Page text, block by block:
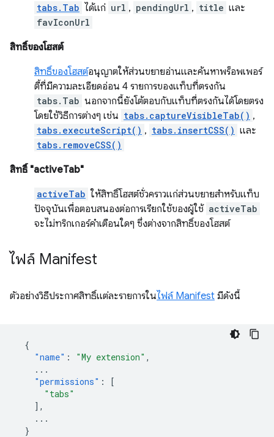
tabs.Tab ได้แก่ url , pendingUrl , title และ
favIconUrl
สิทธิ์ของโฮสต์
สิทธิ์ของโฮสต์อนุญาตให้ส่วนขยายอ่านและค้นหาพร็อพเพอร์
ตี้ที่มีความละเอียดอ่อน 4 รายการของแท็บที่ตรงกัน
tabs.Tab นอกจากนี้ยังโต้ตอบกับแท็บที่ตรงกันได้โดยตรง
โดยใช้วิธีการต่างๆ เช่น tabs.captureVisibleTab() ,
tabs.executeScript() , tabs.insertCSS() และ
tabs.removeCSS()
สิทธิ์ "activeTab"
activeTab ให้สิทธิ์โฮสต์ชั่วคราวแก่ส่วนขยายสำหรับแท็บ
ปัจจุบันเพื่อตอบสนองต่อการเรียกใช้ของผู้ใช้ activeTab
จะไม่ทริกเกอร์คำเตือนใดๆ ซึ่งต่างจากสิทธิ์ของโฮสต์
ไฟล์ Manifest
ตัวอย่างวิธีประกาศสิทธิ์แต่ละรายการในไฟล์ Manifest มีดังนี้
{
"name" : "My extension" ,
...
"permissions" :
[
"tabs"
],
...
}